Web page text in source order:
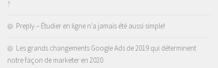
?
Preply – Étudier en ligne n’a jamais été aussi simple!
Les grands changements Google Ads de 2019 qui déterminent
notre façon de marketer en 2020